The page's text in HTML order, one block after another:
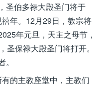
圣伯多禄大殿圣门将于
年。12月29日，教宗将
年元旦，天主之母节，
保禄大殿圣门将打开。
的主教座堂中，主教们